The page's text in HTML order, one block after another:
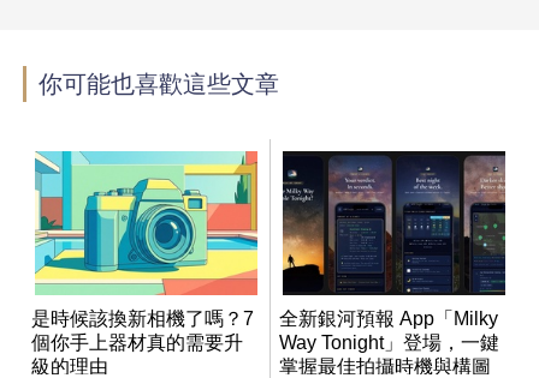
你可能也喜歡這些文章
是時候該換新相機了嗎？7
個你手上器材真的需要升
級的理由
全新銀河預報 App「Milky
Way Tonight」登場，一鍵
掌握最佳拍攝時機與構圖